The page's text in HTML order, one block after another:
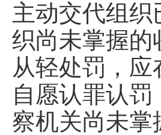
主动交代组
织尚未掌握的
从轻处罚，
自愿认罪认
察机关尚未掌